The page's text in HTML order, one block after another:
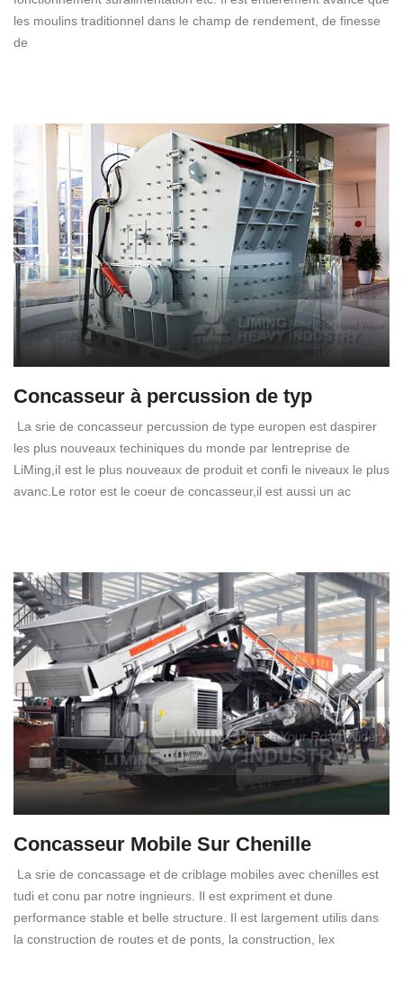
les moulins traditionnel dans le champ de rendement, de finesse
de
Concasseur à percussion de typ
La srie de concasseur percussion de type europen est daspirer
les plus nouveaux techiniques du monde par lentreprise de
LiMing,iI est le plus nouveaux de produit et confi le niveaux le plus
avanc.Le rotor est le coeur de concasseur,il est aussi un ac
Concasseur Mobile Sur Chenille
La srie de concassage et de criblage mobiles avec chenilles est
tudi et conu par notre ingnieurs. Il est expriment et dune
performance stable et belle structure. Il est largement utilis dans
la construction de routes et de ponts, la construction, lex